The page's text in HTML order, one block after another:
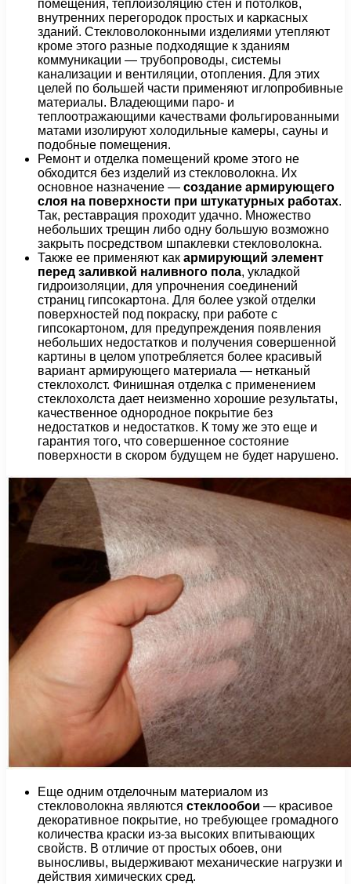
помещения, теплоизоляцию стен и потолков,
внутренних перегородок простых и каркасных
зданий. Стекловолоконными изделиями утепляют
кроме этого разные подходящие к зданиям
коммуникации — трубопроводы, системы
канализации и вентиляции, отопления. Для этих
целей по большей части применяют иглопробивные
материалы. Владеющими паро- и
теплоотражающими качествами фольгированными
матами изолируют холодильные камеры, сауны и
подобные помещения.
Ремонт и отделка помещений кроме этого не
обходится без изделий из стекловолокна. Их
основное назначение — создание армирующего
слоя на поверхности при штукатурных работах.
Так, реставрация проходит удачно. Множество
небольших трещин либо одну большую возможно
закрыть посредством шпаклевки стекловолокна.
Также ее применяют как армирующий элемент
перед заливкой наливного пола, укладкой
гидроизоляции, для упрочнения соединений
страниц гипсокартона. Для более узкой отделки
поверхностей под покраску, при работе с
гипсокартоном, для предупреждения появления
небольших недостатков и получения совершенной
картины в целом употребляется более красивый
вариант армирующего материала — нетканый
стеклохолст. Финишная отделка с применением
стеклохолста дает неизменно хорошие результаты,
качественное однородное покрытие без
недостатков и недостатков. К тому же это еще и
гарантия того, что совершенное состояние
поверхности в скором будущем не будет нарушено.
Еще одним отделочным материалом из
стекловолокна являются стеклообои — красивое
декоративное покрытие, но требующее громадного
количества краски из-за высоких впитывающих
свойств. В отличие от простых обоев, они
выносливы, выдерживают механические нагрузки и
действия химических сред.